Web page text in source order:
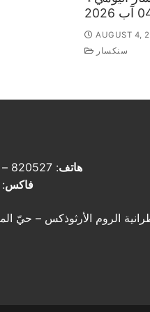
AUGUST 4,
سنكسار
هاتف: 820527 – 806882 8 00961
فاكس: 806882 8 00961
الروم الأرثوذكس – حيّ